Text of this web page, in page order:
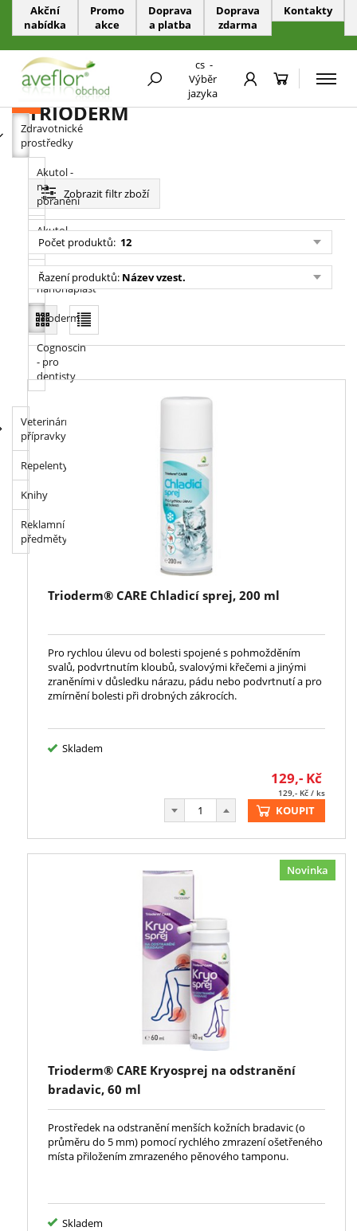
Akční
nabídka
Promo
akce
Doprava
a platba
Doprava
zdarma
Kontakty
cs -
Výběr
jazyka
KATEGORIE
Zdravotnické
prostředky
Akutol -
na
poranění
Akutol
lékárnička
Akutol -
nanonáplast
Trioderm
Cognoscin
- pro
dentisty
Veterinární
přípravky
Repelenty
Knihy
Reklamní
předměty
Zdravotnické prostředky
TRIODERM
Zobrazitfiltr zboží
Počet produktů: 12
Řazení produktů: Název vzest.
Trioderm® CARE Chladicí sprej, 200 ml
Pro rychlou úlevu od bolesti spojené s pohmožděním
svalů, podvrtnutím kloubů, svalovými křečemi a jinými
zraněními v důsledku nárazu, pádu nebo podvrtnutí a pro
zmírnění bolesti při drobných zákrocích.
Skladem
129,- Kč
129,- Kč / ks
KOUPIT
Novinka
Trioderm® CARE Kryosprej na odstranění
bradavic, 60 ml
Prostředek na odstranění menších kožních bradavic (o
průměru do 5 mm) pomocí rychlého zmrazení ošetřeného
místa přiložením zmrazeného pěnového tamponu.
Skladem